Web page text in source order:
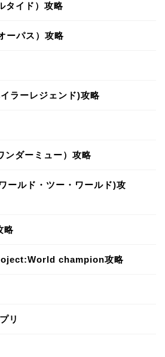
タイド）攻略
ーパス）攻略
ラーレジェンド)攻略
ンダーミュー）攻略
ルド・ツー・ワールド)攻
略
champion攻略
リ